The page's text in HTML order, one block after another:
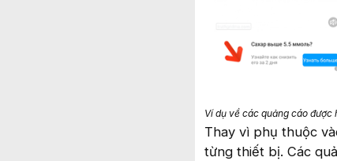
Ví dụ về các quảng cáo được
Thay vì phụ thuộc
từng thiết bị. Các